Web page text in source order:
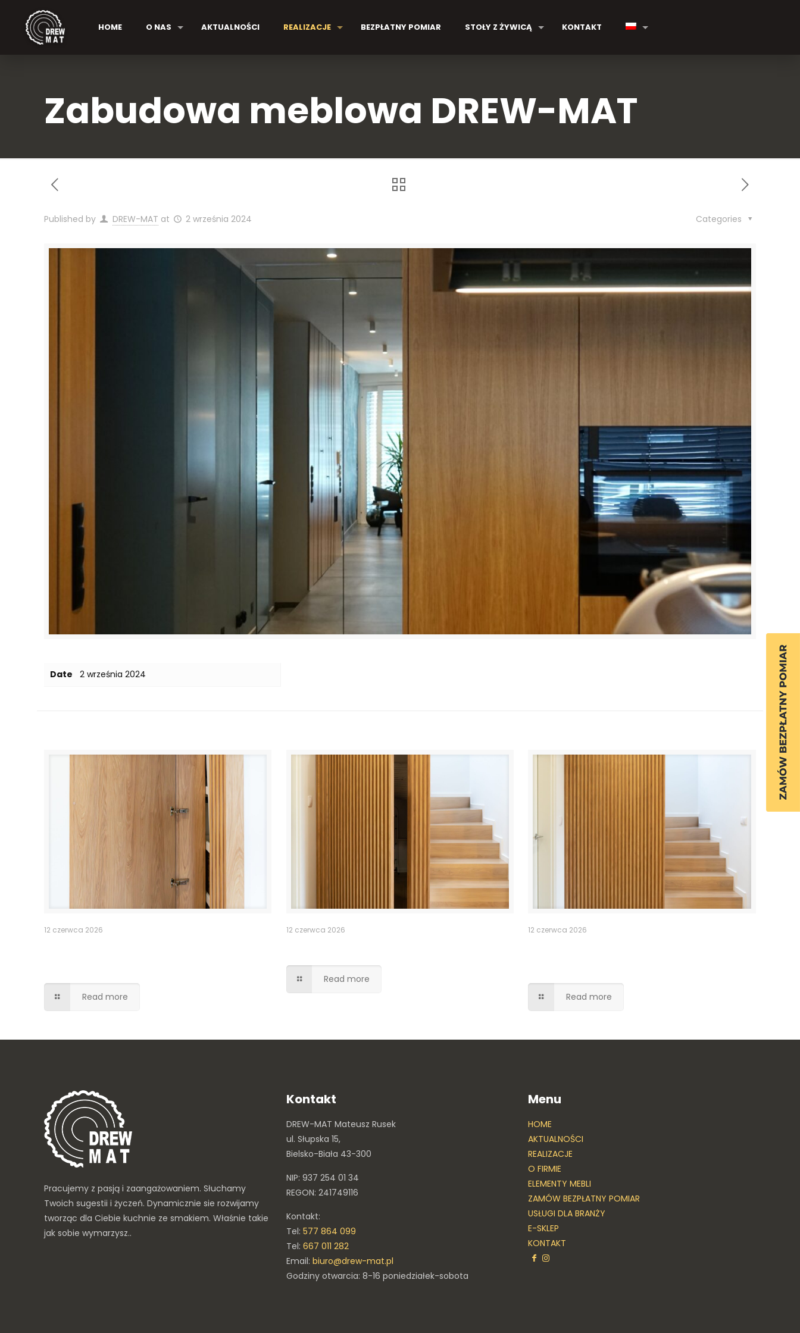
HOME O NAS AKTUALNOŚCI REALIZACJE BEZPŁATNY POMIAR STOŁY Z ŻYWICĄ KONTAKT
Zabudowa meblowa DREW-MAT
Published by DREW-MAT at 2 września 2024 Categories
Date 2 września 2024
12 czerwca 2026
Read more
12 czerwca 2026
Read more
12 czerwca 2026
Read more
Pracujemy z pasją i zaangażowaniem. Słuchamy
Twoich sugestii i życzeń. Dynamicznie sie rozwijamy
tworząc dla Ciebie kuchnie ze smakiem. Właśnie takie
jak sobie wymarzysz..
Kontakt
DREW-MAT Mateusz Rusek
ul. Słupska 15,
Bielsko-Biała 43-300
NIP: 937 254 01 34
REGON: 241749116
Kontakt:
Tel: 577 864 099
Tel: 667 011 282
Email: biuro@drew-mat.pl
Godziny otwarcia: 8-16 poniedziałek-sobota
Menu
HOME
AKTUALNOŚCI
REALIZACJE
O FIRMIE
ELEMENTY MEBLI
ZAMÓW BEZPŁATNY POMIAR
USŁUGI DLA BRANŻY
E-SKLEP
KONTAKT